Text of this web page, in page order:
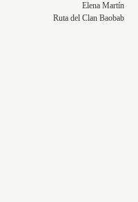
Elena Martín
Ruta del Clan Baobab